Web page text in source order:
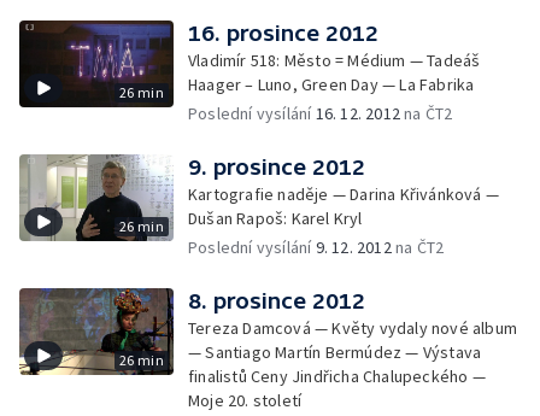
26 min
16. prosince 2012
Vladimír 518: Město = Médium — Tadeáš
Haager – Luno, Green Day — La Fabrika
Poslední vysílání 16. 12. 2012 na ČT2
26 min
9. prosince 2012
Kartografie naděje — Darina Křivánková —
Dušan Rapoš: Karel Kryl
Poslední vysílání9. 12. 2012 na ČT2
26 min
8. prosince 2012
Tereza Damcová — Květy vydaly nové album
— Santiago Martín Bermúdez — Výstava
finalistů Ceny Jindřicha Chalupeckého —
Moje 20. století